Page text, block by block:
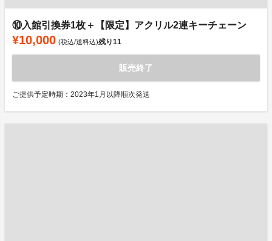
⑩入館引換券1枚＋【限定】アクリル2連キーチェーン
¥10,000 (税込/送料込)残り11
販売終了
ご提供予定時期：2023年1月以降順次発送